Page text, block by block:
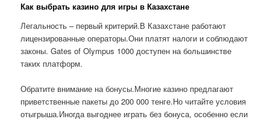
Как выбрать казино для игры в Казахстане
Легальность – первый критерий.В Казахстане работают
лицензированные операторы.Они платят налоги и соблюдают
законы. Gates of Olympus 1000 доступен на большинстве
таких платформ.
Обратите внимание на бонусы.Многие казино предлагают
приветственные пакеты до 200 000 тенге.Но читайте условия
отыгрыша.Иногда выгоднее играть без бонуса, особенно если